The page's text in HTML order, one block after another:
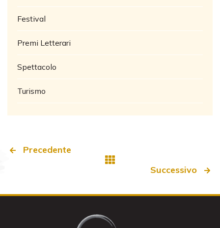
Festival
Premi Letterari
Spettacolo
Turismo
Precedente
Successivo